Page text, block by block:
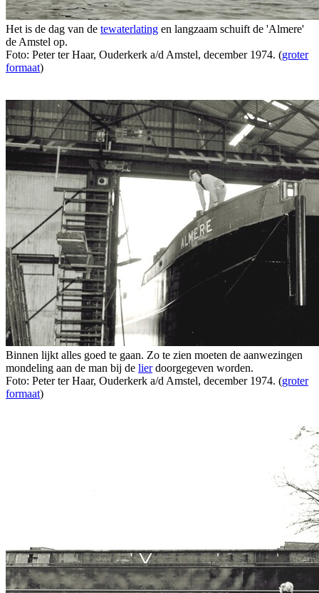
Het is de dag van de tewaterlating en langzaam schuift de 'Almere'
de Amstel op.
Foto: Peter ter Haar, Ouderkerk a/d Amstel, december 1974. (groter
formaat)
Binnen lijkt alles goed te gaan. Zo te zien moeten de aanwezingen
mondeling aan de man bij de lierdoorgegeven worden.
Foto: Peter ter Haar, Ouderkerk a/d Amstel, december 1974. (groter
formaat)